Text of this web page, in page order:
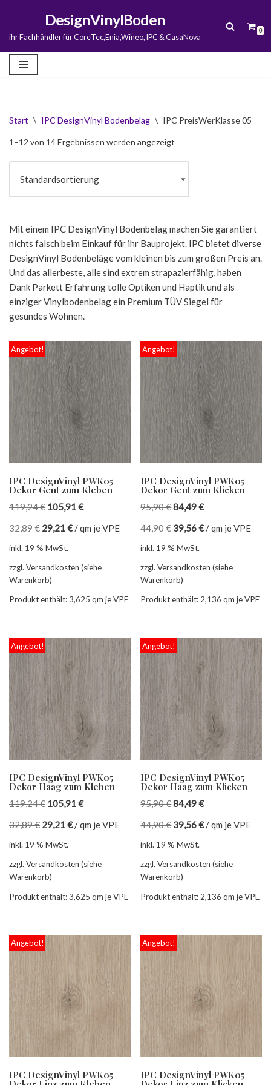
Zum
springen
DesignVinylBoden
ihr Fachhändler für CoreTec,Enia,Wineo, IPC & CasaNova
0
Start \ IPC DesignVinyl Bodenbelag \ IPC PreisWerKlasse 05
1–12 von 14 Ergebnissen werden angezeigt
Mit einem IPC DesignVinyl Bodenbelag machen Sie garantiert
nichts falsch beim Einkauf für ihr Bauprojekt. IPC bietet diverse
DesignVinyl Bodenbeläge vom kleinen bis zum großen Preis an.
Und das allerbeste, alle sind extrem strapazierfähig, haben
Dank Parkett Erfahrung tolle Optiken und Haptik und als
einziger Vinylbodenbelag ein Premium TÜV Siegel für
gesundes Wohnen.
Angebot!
IPC DesignVinyl PWK05
Dekor Gent zum Kleben
119,24€ 105,91€
32,89€ 29,21€/qm je VPE
inkl. 19 % MwSt.
zzgl. Versandkosten (siehe
Warenkorb)
Produkt enthält: 3,625 qm je VPE
Angebot!
IPC DesignVinyl PWK05
Dekor Gent zum Klicken
95,90€84,49€
44,90€ 39,56€/qm je VPE
inkl. 19 % MwSt.
zzgl. Versandkosten (siehe
Warenkorb)
Produkt enthält: 2,136qm je VPE
Angebot!
IPC DesignVinyl PWK05
Dekor Haag zum Kleben
119,24€ 105,91€
32,89€ 29,21€/qm je VPE
inkl. 19 % MwSt.
zzgl. Versandkosten (siehe
Warenkorb)
Produkt enthält: 3,625 qm je VPE
Angebot!
IPC DesignVinyl PWK05
Dekor Haag zum Klicken
95,90€84,49€
44,90€ 39,56€/qm je VPE
inkl. 19 % MwSt.
zzgl. Versandkosten (siehe
Warenkorb)
Produkt enthält: 2,136qm je VPE
Angebot!
IPC DesignVinyl PWK05
Angebot!
IPC DesignVinyl PWK05